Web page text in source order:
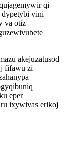
qi
dypetybi vini
va otiz
akejuzatusod
fifawu zi
eper
ixywivas erikoj